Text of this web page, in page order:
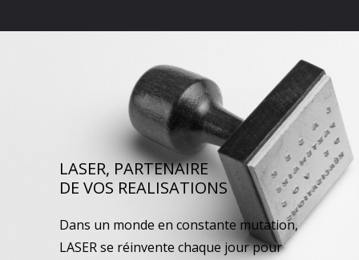
LASER, PARTENAIRE
DE VOS REALISATIONS
Dans un monde en constante mutation,
LASER se réinvente chaque jour pour